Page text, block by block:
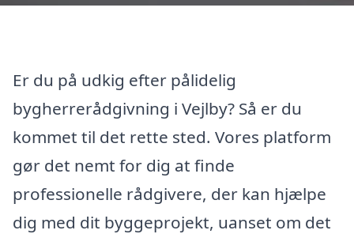
Er du på udkig efter pålidelig
bygherrerådgivning i Vejlby? Så er du
kommet til det rette sted. Vores platform
gør det nemt for dig at finde
professionelle rådgivere, der kan hjælpe
dig med dit byggeprojekt, uanset om det